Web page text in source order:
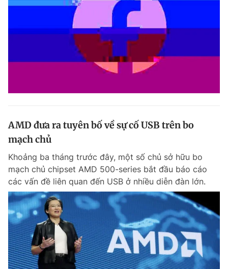
AMD đưa ra tuyên bố về sự cố USB trên bo
mạch chủ
Khoảng ba tháng trước đây, một số chủ sở hữu bo
mạch chủ chipset AMD 500-series bắt đầu báo cáo
các vấn đề liên quan đến USB ở nhiều diễn đàn lớn.